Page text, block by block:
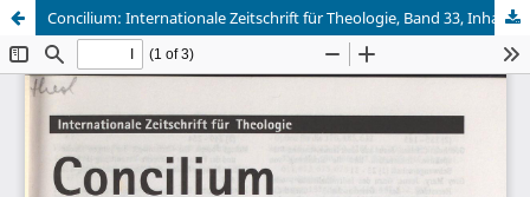
Concilium: Internationale Zeitschrift für Theologie, Band 33, Inhaltsverzeichnis